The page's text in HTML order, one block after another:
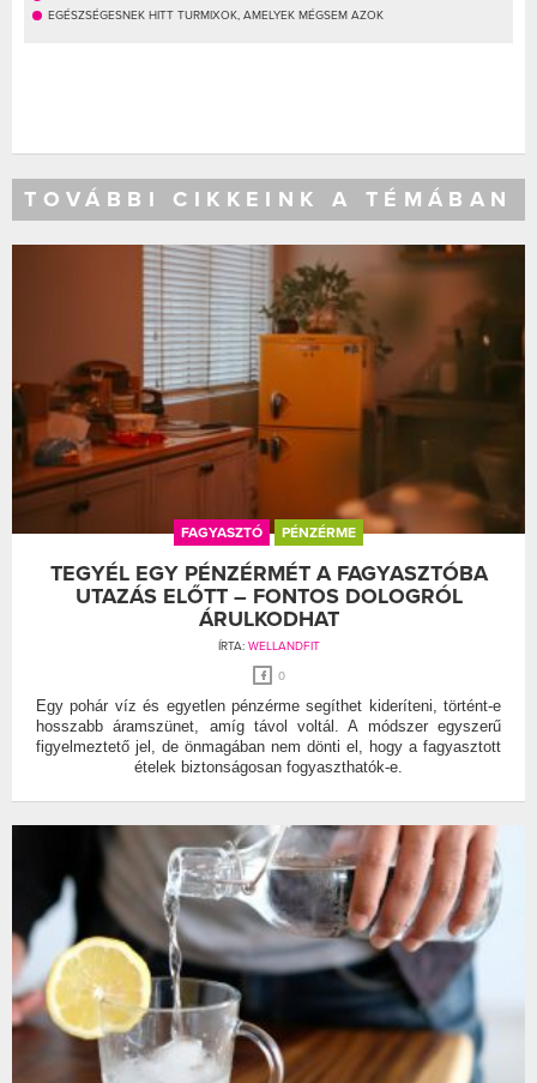
EGÉSZSÉGESNEK HITT TURMIXOK, AMELYEK MÉGSEM AZOK
TOVÁBBI CIKKEINK A TÉMÁBAN
FAGYASZTÓ PÉNZÉRME
TEGYÉL EGY PÉNZÉRMÉT A FAGYASZTÓBA
UTAZÁS ELŐTT – FONTOS DOLOGRÓL
ÁRULKODHAT
ÍRTA: WELLANDFIT
0
Egy pohár víz és egyetlen pénzérme segíthet kideríteni, történt-e
hosszabb áramszünet, amíg távol voltál. A módszer egyszerű
figyelmeztető jel, de önmagában nem dönti el, hogy a fagyasztott
ételek biztonságosan fogyaszthatók-e.